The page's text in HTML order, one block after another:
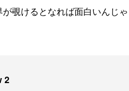
覗けるとなれば面白いんじゃ
2